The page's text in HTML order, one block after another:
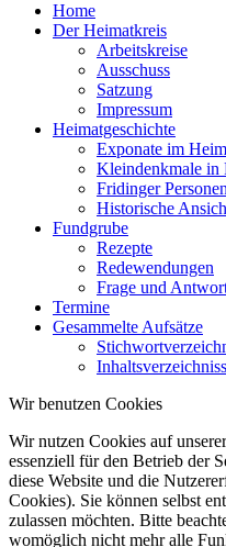
Home
Der Heimatkreis
Arbeitskreise
Ausschuss
Satzung
Impressum
Heimatgeschichte
Exponate im
Kleindenkmale in
Fridinger Personen
Historische
Fundgrube
Rezepte
Redewendungen
Frage und
Termine
Gesammelte Aufsätze
Wir benutzen Cookies
Wir nutzen Cookies auf
essenziell für den Betrieb der
diese Website und die
Cookies). Sie können selbst
zulassen möchten. Bitte
womöglich nicht mehr alle